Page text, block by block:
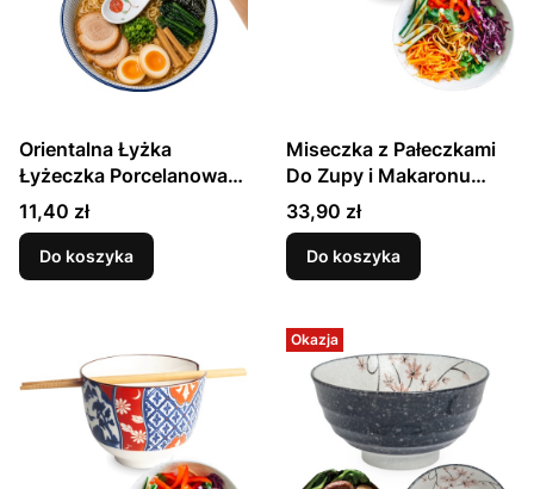
Orientalna Łyżka
Łyżeczka Porcelanowa
Do Zupy i Ryżu
Czerwony Kwiat 14,2cm
GOLDEN TURTLE
Cena
11,40 zł
Do koszyka
Miseczka z Pałeczkami
Do Zupy i Makaronu
Soba Czarno Czerwona
Podwójne Szczęście
EMRO AZIATICA
Cena
33,90 zł
Do koszyka
Okazja